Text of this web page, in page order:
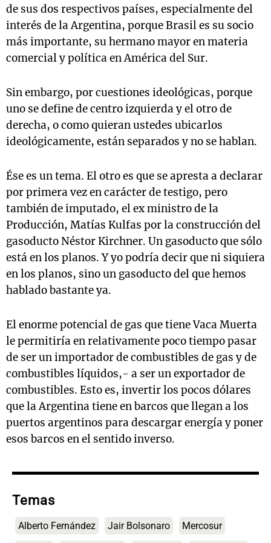
de sus dos respectivos países, especialmente del
interés de la Argentina, porque Brasil es su socio
más importante, su hermano mayor en materia
comercial y política en América del Sur.
Sin embargo, por cuestiones ideológicas, porque
uno se define de centro izquierda y el otro de
derecha, o como quieran ustedes ubicarlos
ideológicamente, están separados y no se hablan.
Ése es un tema. El otro es que se apresta a declarar
por primera vez en carácter de testigo, pero
también de imputado, el ex ministro de la
Producción, Matías Kulfas por la construcción del
gasoducto Néstor Kirchner. Un gasoducto que sólo
está en los planos. Y yo podría decir que ni siquiera
en los planos, sino un gasoducto del que hemos
hablado bastante ya.
El enorme potencial de gas que tiene Vaca Muerta
le permitiría en relativamente poco tiempo pasar
de ser un importador de combustibles de gas y de
combustibles líquidos,- a ser un exportador de
combustibles. Esto es, invertir los pocos dólares
que la Argentina tiene en barcos que llegan a los
puertos argentinos para descargar energía y poner
esos barcos en el sentido inverso.
Temas
Alberto Fernández Jair Bolsonaro Mercosur